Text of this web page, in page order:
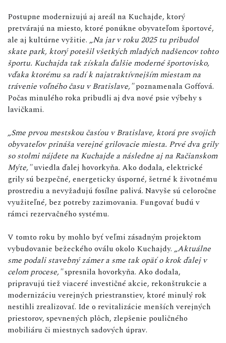
Postupne modernizujú aj areál na Kuchajde, ktorý
pretvárajú na miesto, ktoré ponúkne obyvateľom športové,
ale aj kultúrne vyžitie. „Na jar v roku 2025 tu pribudol
skate park, ktorý potešil všetkých mladých nadšencov tohto
športu. Kuchajda tak získala ďalšie moderné športovisko,
vďaka ktorému sa radí k najatraktívnejším miestam na
trávenie voľného času v Bratislave,"poznamenala Goffová.
Počas minulého roka pribudli aj dva nové psie výbehy s
lavičkami.
„Sme prvou mestskou časťou v Bratislave, ktorá pre svojich
obyvateľov prináša verejné grilovacie miesta. Prvé dva grily
so stolmi nájdete na Kuchajde a následne aj na Račianskom
Mýte,"uviedla ďalej hovorkyňa. Ako dodala, elektrické
grily sú bezpečné, energeticky úsporné, šetrné k životnému
prostrediu a nevyžadujú fosílne palivá. Navyše sú celoročne
využiteľné, bez potreby zazimovania. Fungovať budú v
rámci rezervačného systému.
V tomto roku by mohlo byť veľmi zásadným projektom
vybudovanie bežeckého oválu okolo Kuchajdy. „Aktuálne
sme podali stavebný zámer a sme tak opäť o krok ďalej v
celom procese,"spresnila hovorkyňa. Ako dodala,
pripravujú tiež viaceré investičné akcie, rekonštrukcie a
modernizáciu verejných priestranstiev, ktoré minulý rok
nestihli zrealizovať. Ide o revitalizácie menších verejných
priestorov, spevnených plôch, zlepšenie pouličného
mobiliáru či miestnych sadových úprav.